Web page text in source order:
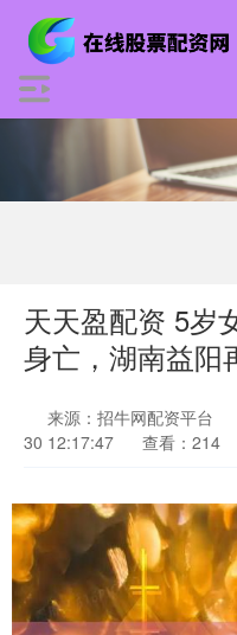
天天盈配资 5岁
身亡，湖南益阳
来源：招牛网配资平台
30 12:17:47
查看：214